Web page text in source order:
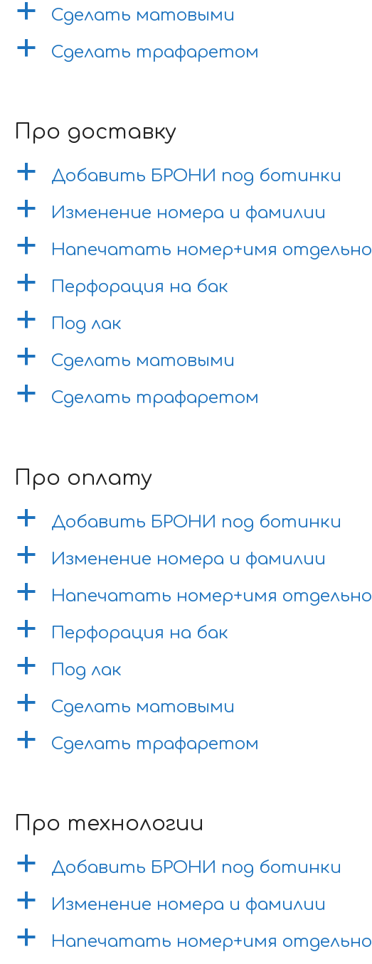
a Сделать матовыми
a Сделать трафаретом
Про доставку
a Добавить БРОНИ под ботинки
a Изменение номера и фамилии
a Напечатать номер+имя отдельно
a Перфорация на бак
a Под лак
a Сделать матовыми
a Сделать трафаретом
Про оплату
a Добавить БРОНИ под ботинки
a Изменение номера и фамилии
a Напечатать номер+имя отдельно
a Перфорация на бак
a Под лак
a Сделать матовыми
a Сделать трафаретом
Про технологии
a Добавить БРОНИ под ботинки
a Изменение номера и фамилии
a Напечатать номер+имя отдельно